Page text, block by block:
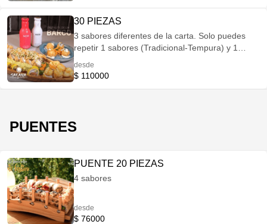
30 PIEZAS
3 sabores diferentes de la carta. Solo puedes
repetir 1 sabores (Tradicional-Tempura) y 1
tomar el pedido*
desde
$ 110000
PUENTES
PUENTE 20 PIEZAS
4 sabores
desde
$ 76000